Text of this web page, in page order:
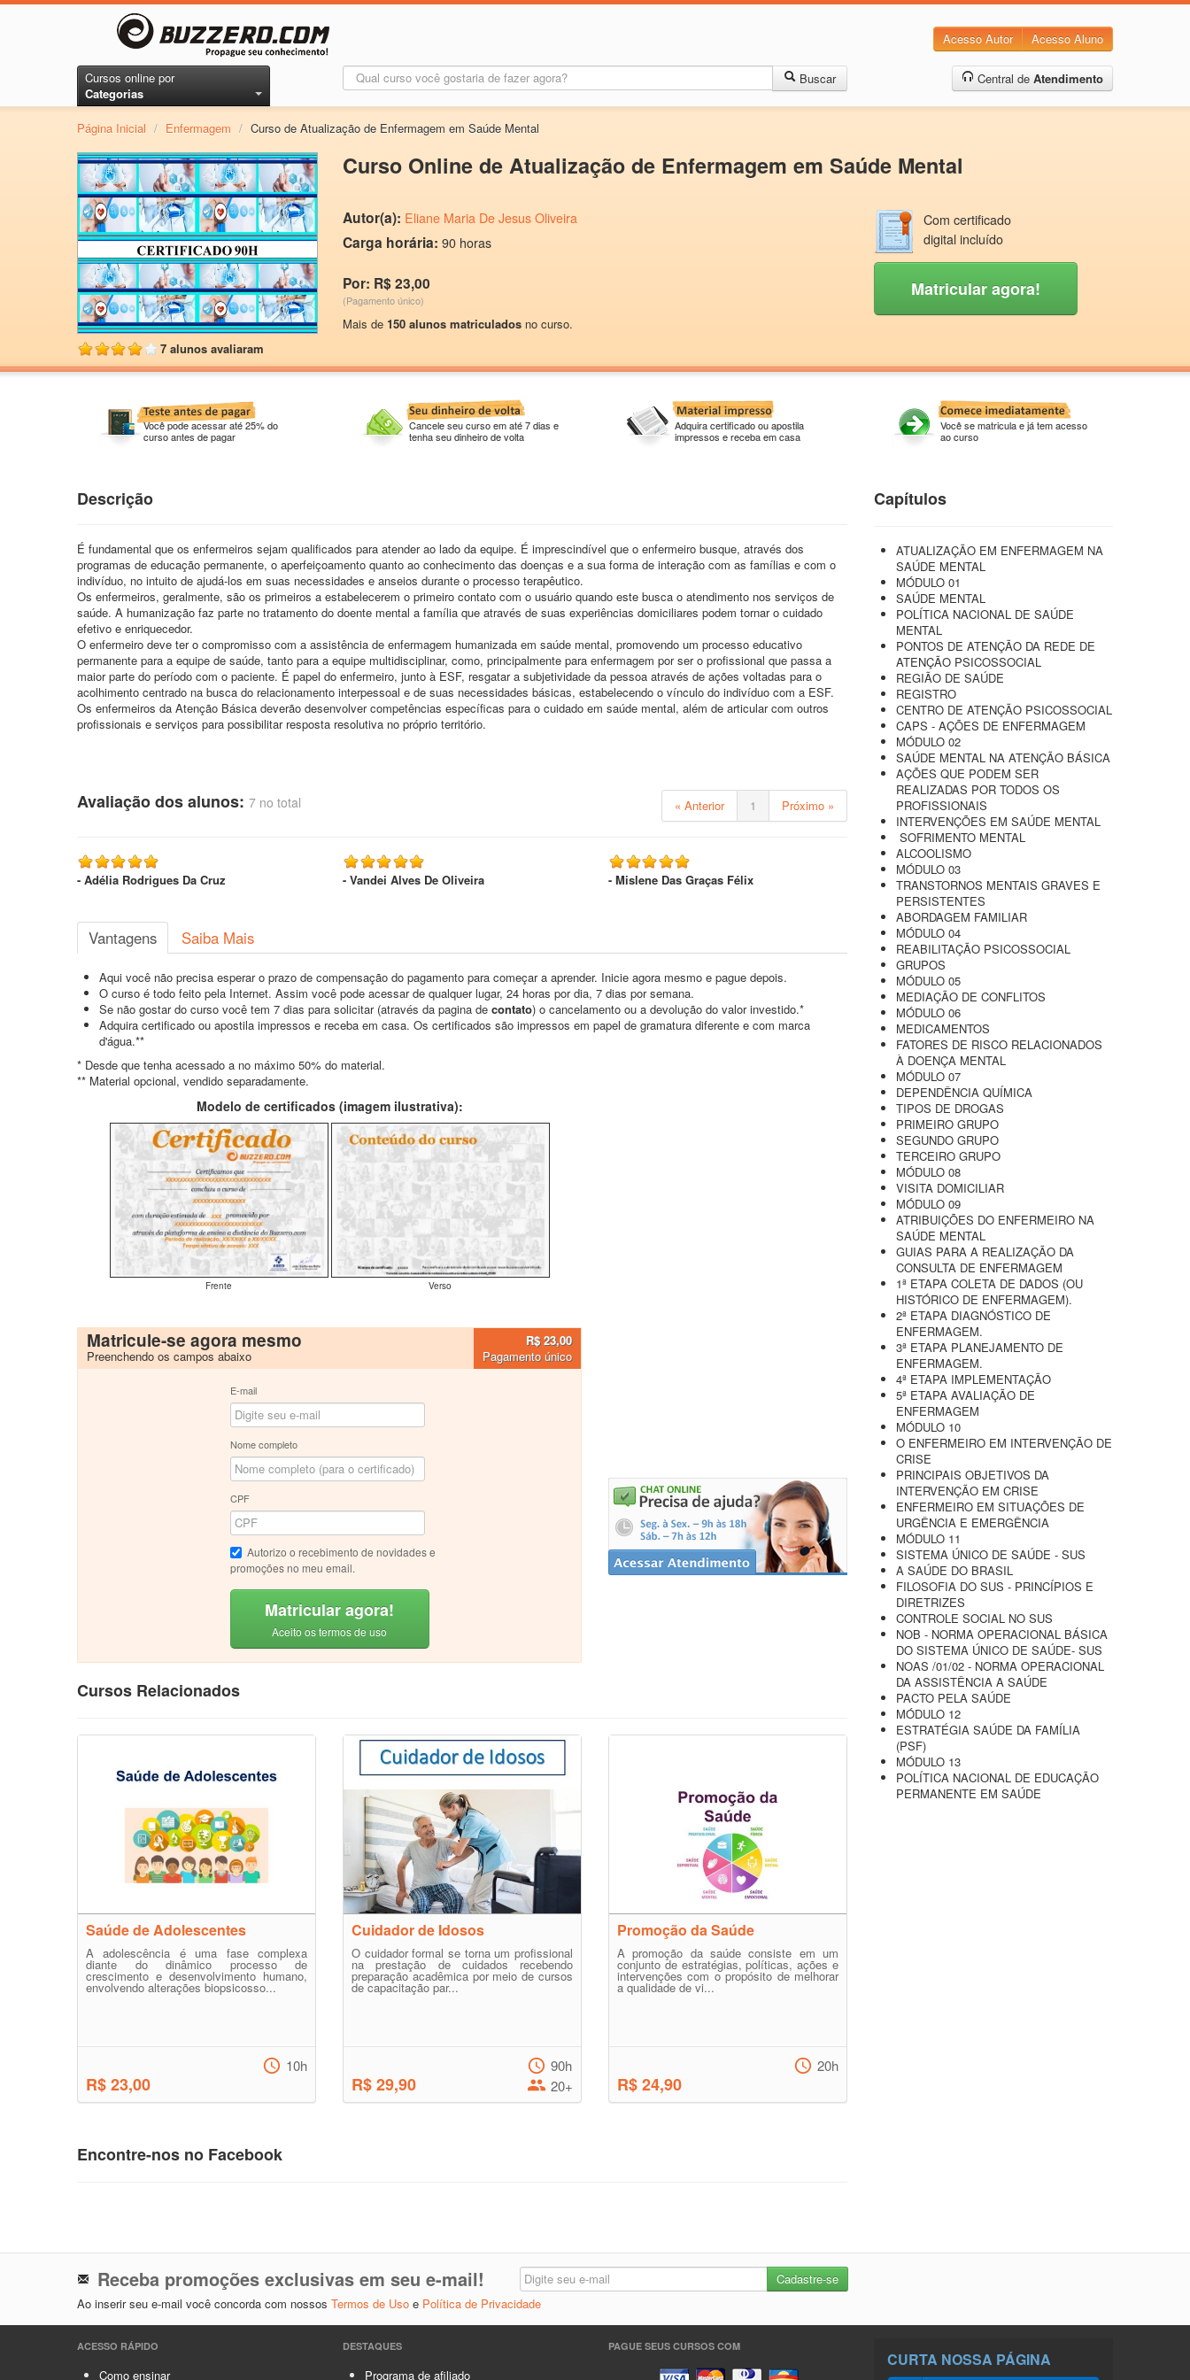
Acesso Autor Acesso Aluno
Cursos online por
Categorias
Buscar Central de Atendimento
Página Inicial / Enfermagem / Curso de Atualização de Enfermagem em Saúde Mental
7 alunos avaliaram
Curso Online de Atualização de Enfermagem em Saúde Mental
Autor(a): Eliane Maria De Jesus Oliveira
Carga horária: 90 horas
Por: R$ 23,00
(Pagamento único)
Mais de 150 alunos matriculados no curso.
Com certificado
digital incluído
Matricular agora!
Você pode acessar até 25% do
curso antes de pagar
Cancele seu curso em até 7 dias e
tenha seu dinheiro de volta
Adquira certificado ou apostila
impressos e receba em casa
Você se matricula e já tem acesso
ao curso
Descrição
É fundamental que os enfermeiros sejam qualificados para atender ao lado da equipe. É imprescindível que o enfermeiro busque, através dos
programas de educação permanente, o aperfeiçoamento quanto ao conhecimento das doenças e a sua forma de interação com as famílias e com o
indivíduo, no intuito de ajudá-los em suas necessidades e anseios durante o processo terapêutico.
Os enfermeiros, geralmente, são os primeiros a estabelecerem o primeiro contato com o usuário quando este busca o atendimento nos serviços de
saúde. A humanização faz parte no tratamento do doente mental a família que através de suas experiências domiciliares podem tornar o cuidado
efetivo e enriquecedor.
O enfermeiro deve ter o compromisso com a assistência de enfermagem humanizada em saúde mental, promovendo um processo educativo
permanente para a equipe de saúde, tanto para a equipe multidisciplinar, como, principalmente para enfermagem por ser o profissional que passa a
maior parte do período com o paciente. É papel do enfermeiro, junto à ESF, resgatar a subjetividade da pessoa através de ações voltadas para o
acolhimento centrado na busca do relacionamento interpessoal e de suas necessidades básicas, estabelecendo o vínculo do indivíduo com a ESF.
Os enfermeiros da Atenção Básica deverão desenvolver competências específicas para o cuidado em saúde mental, além de articular com outros
profissionais e serviços para possibilitar resposta resolutiva no próprio território.
Avaliação dos alunos: 7 no total « Anterior 1 Próximo »
- Adélia Rodrigues Da Cruz - Vandei Alves De Oliveira - Mislene Das Graças Félix
Vantagens Saiba Mais
Aqui você não precisa esperar o prazo de compensação do pagamento para começar a aprender. Inicie agora mesmo e pague depois.
O curso é todo feito pela Internet. Assim você pode acessar de qualquer lugar, 24 horas por dia, 7 dias por semana.
Se não gostar do curso você tem 7 dias para solicitar (através da pagina de contato) o cancelamento ou a devolução do valor investido.*
Adquira certificado ou apostila impressos e receba em casa. Os certificados são impressos em papel de gramatura diferente e com marca
d'água.**
* Desde que tenha acessado a no máximo 50% do material.
** Material opcional, vendido separadamente.
Modelo de certificados (imagem ilustrativa):
Frente Verso
Matricule-se agora mesmo
Preenchendo os campos abaixo
R$ 23,00
Pagamento único
E-mail
Nome completo
CPF
Autorizo o recebimento de novidades e
promoções no meu email.
Matricular agora!
Aceito os termos de uso
Cursos Relacionados
Saúde de Adolescentes
A adolescência é uma fase complexa
diante do dinâmico processo de
crescimento e desenvolvimento humano,
envolvendo alterações biopsicosso...
R$ 23,00
10h
Cuidador de Idosos
O cuidador formal se torna um profissional
na prestação de cuidados recebendo
preparação acadêmica por meio de cursos
de capacitação par...
R$ 29,90
90h
20+
Promoção da Saúde
A promoção da saúde consiste em um
conjunto de estratégias, políticas, ações e
intervenções com o propósito de melhorar
a qualidade de vi...
R$ 24,90
20h
Encontre-nos no Facebook
Capítulos
ATUALIZAÇÃO EM ENFERMAGEM NA
SAÚDE MENTAL
MÓDULO 01
SAÚDE MENTAL
POLÍTICA NACIONAL DE SAÚDE
MENTAL
PONTOS DE ATENÇÃO DA REDE DE
ATENÇÃO PSICOSSOCIAL
REGIÃO DE SAÚDE
REGISTRO
CENTRO DE ATENÇÃO PSICOSSOCIAL
CAPS - AÇÕES DE ENFERMAGEM
MÓDULO 02
SAÚDE MENTAL NA ATENÇÃO BÁSICA
AÇÕES QUE PODEM SER
REALIZADAS POR TODOS OS
PROFISSIONAIS
INTERVENÇÕES EM SAÚDE MENTAL
SOFRIMENTO MENTAL
ALCOOLISMO
MÓDULO 03
TRANSTORNOS MENTAIS GRAVES E
PERSISTENTES
ABORDAGEM FAMILIAR
MÓDULO 04
REABILITAÇÃO PSICOSSOCIAL
GRUPOS
MÓDULO 05
MEDIAÇÃO DE CONFLITOS
MÓDULO 06
MEDICAMENTOS
FATORES DE RISCO RELACIONADOS
À DOENÇA MENTAL
MÓDULO 07
DEPENDÊNCIA QUÍMICA
TIPOS DE DROGAS
PRIMEIRO GRUPO
SEGUNDO GRUPO
TERCEIRO GRUPO
MÓDULO 08
VISITA DOMICILIAR
MÓDULO 09
ATRIBUIÇÕES DO ENFERMEIRO NA
SAÚDE MENTAL
GUIAS PARA A REALIZAÇÃO DA
CONSULTA DE ENFERMAGEM
1ª ETAPA COLETA DE DADOS (OU
HISTÓRICO DE ENFERMAGEM).
2ª ETAPA DIAGNÓSTICO DE
ENFERMAGEM.
3ª ETAPA PLANEJAMENTO DE
ENFERMAGEM.
4ª ETAPA IMPLEMENTAÇÃO
5ª ETAPA AVALIAÇÃO DE
ENFERMAGEM
MÓDULO 10
O ENFERMEIRO EM INTERVENÇÃO DE
CRISE
PRINCIPAIS OBJETIVOS DA
INTERVENÇÃO EM CRISE
ENFERMEIRO EM SITUAÇÕES DE
URGÊNCIA E EMERGÊNCIA
MÓDULO 11
SISTEMA ÚNICO DE SAÚDE - SUS
A SAÚDE DO BRASIL
FILOSOFIA DO SUS - PRINCÍPIOS E
DIRETRIZES
CONTROLE SOCIAL NO SUS
NOB - NORMA OPERACIONAL BÁSICA
DO SISTEMA ÚNICO DE SAÚDE- SUS
NOAS /01/02 - NORMA OPERACIONAL
DA ASSISTÊNCIA A SAÚDE
PACTO PELA SAÚDE
MÓDULO 12
ESTRATÉGIA SAÚDE DA FAMÍLIA
(PSF)
MÓDULO 13
POLÍTICA NACIONAL DE EDUCAÇÃO
PERMANENTE EM SAÚDE
Receba promoções exclusivas em seu e-mail!
Ao inserir seu e-mail você concorda com nossos Termos de Uso e Política de Privacidade
ACESSO RÁPIDO
Como ensinar
DESTAQUES
Programa de afiliado
PAGUE SEUS CURSOS COM
CURTA NOSSA PÁGINA